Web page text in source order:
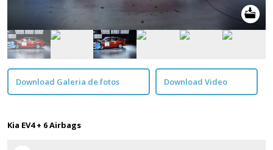
Download Galeria de fotos Download Video
Kia EV4 + 6 Airbags